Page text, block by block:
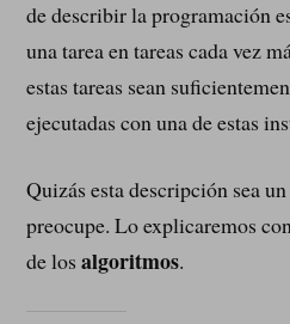
de describir la programación
una tarea en tareas cada vez
estas tareas sean
ejecutadas con una de estas
Quizás esta descripción sea
preocupe. Lo explicaremos
de losalgoritmos.